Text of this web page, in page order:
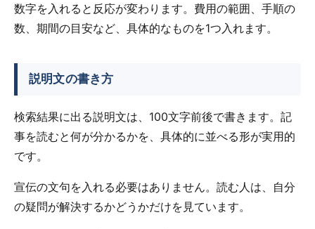
数字を入れると反応が変わります。費用の範囲、手順の
数、期間の目安など、具体的なものを1つ入れます。
説明文の書き方
検索結果に出る説明文は、100文字前後で書きます。記
事を読むと何が分かるかを、具体的に並べる形が実用的
です。
宣伝の文句を入れる必要はありません。読む人は、自分
の疑問が解決するかどうかだけを見ています。